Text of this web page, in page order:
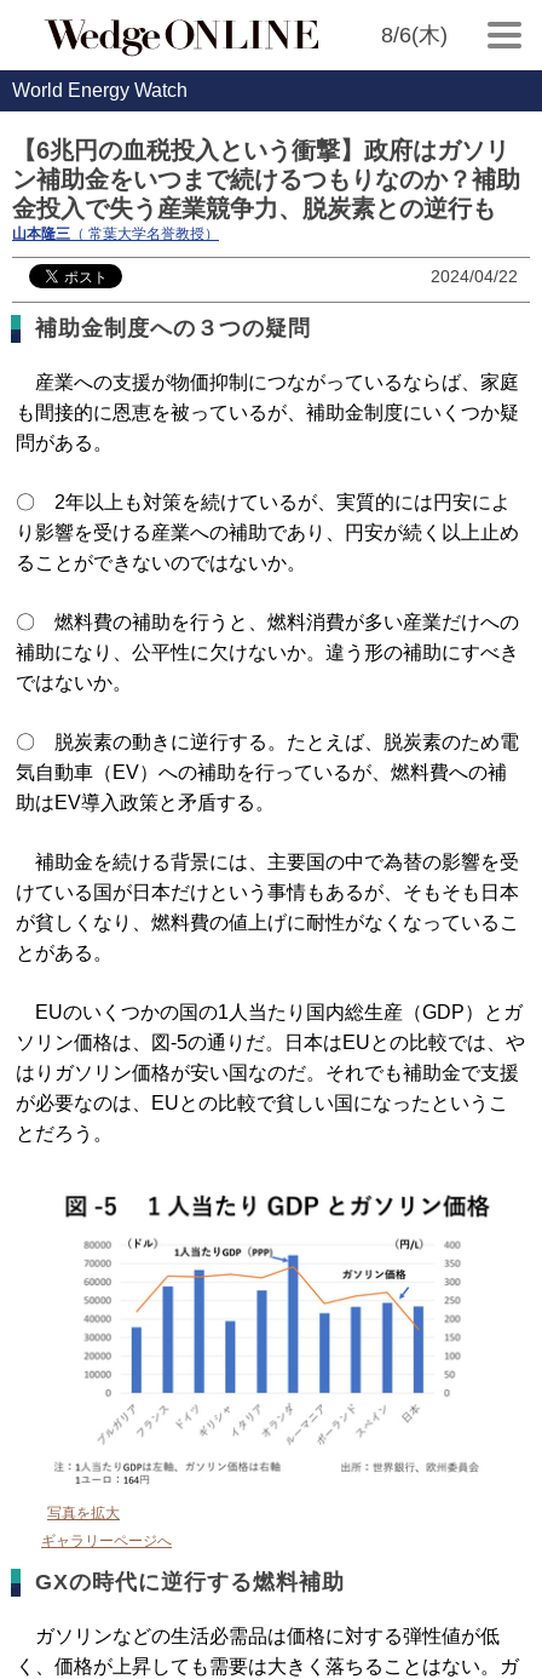
8/6(木)
World Energy Watch
【6兆円の血税投入という衝撃】政府はガソリ
ン補助金をいつまで続けるつもりなのか？補助
金投入で失う産業競争力、脱炭素との逆行も
山本隆三 （ 常葉大学名誉教授）
2024/04/22
補助金制度への３つの疑問
産業への支援が物価抑制につながっているならば、家庭
も間接的に恩恵を被っているが、補助金制度にいくつか疑
問がある。
〇 2年以上も対策を続けているが、実質的には円安によ
り影響を受ける産業への補助であり、円安が続く以上止め
ることができないのではないか。
〇 燃料費の補助を行うと、燃料消費が多い産業だけへの
補助になり、公平性に欠けないか。違う形の補助にすべき
ではないか。
〇 脱炭素の動きに逆行する。たとえば、脱炭素のため電
気自動車（EV）への補助を行っているが、燃料費への補
助はEV導入政策と矛盾する。
補助金を続ける背景には、主要国の中で為替の影響を受
けている国が日本だけという事情もあるが、そもそも日本
が貧しくなり、燃料費の値上げに耐性がなくなっているこ
とがある。
EUのいくつかの国の1人当たり国内総生産（GDP）とガ
ソリン価格は、図-5の通りだ。日本はEUとの比較では、や
はりガソリン価格が安い国なのだ。それでも補助金で支援
が必要なのは、EUとの比較で貧しい国になったというこ
とだろう。
写真を拡大
ギャラリーページへ
GXの時代に逆行する燃料補助
ガソリンなどの生活必需品は価格に対する弾性値が低
く、価格が上昇しても需要は大きく落ちることはない。ガ